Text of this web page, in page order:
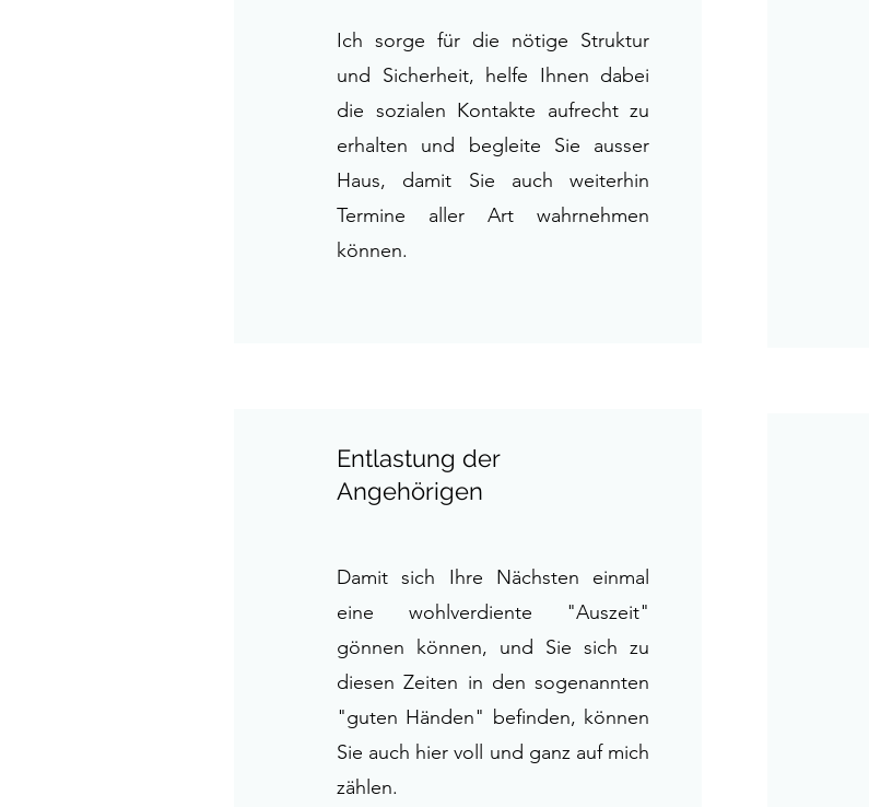
Ich sorge für die nötige Struktur
und Sicherheit, helfe Ihnen dabei
die sozialen Kontakte aufrecht zu
erhalten und begleite Sie ausser
Haus, damit Sie auch weiterhin
Termine aller Art wahrnehmen
können.
Entlastung der
Angehörigen
Damit sich Ihre Nächsten einmal
eine wohlverdiente "Auszeit"
gönnen können, und Sie sich zu
diesen Zeiten in den sogenannten
"guten Händen" befinden, können
Sie auch hier voll und ganz auf mich
zählen.